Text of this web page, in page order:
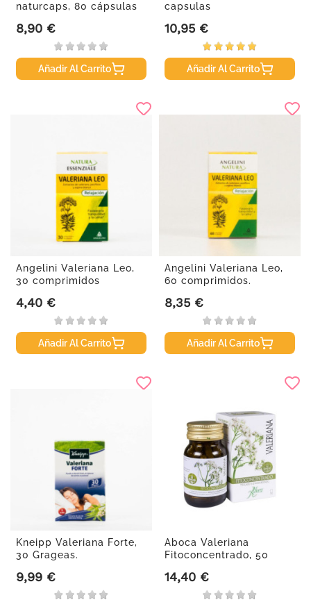
naturcaps, 80 cápsulas
Precio
8,90 €
Añadir Al Carrito
capsulas
Precio
10,95 €
Añadir Al Carrito
Angelini Valeriana Leo,
30 comprimidos
Precio
4,40 €
Añadir Al Carrito
Angelini Valeriana Leo,
60 comprimidos.
Precio
8,35 €
Añadir Al Carrito
Kneipp Valeriana Forte,
30 Grageas.
Precio
9,99 €
Aboca Valeriana
Fitoconcentrado, 50
Precio
14,40 €